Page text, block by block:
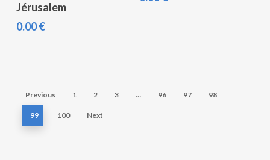
Jérusalem
0.00€
Previous 1 2 3 … 96 97 98
99 100 Next